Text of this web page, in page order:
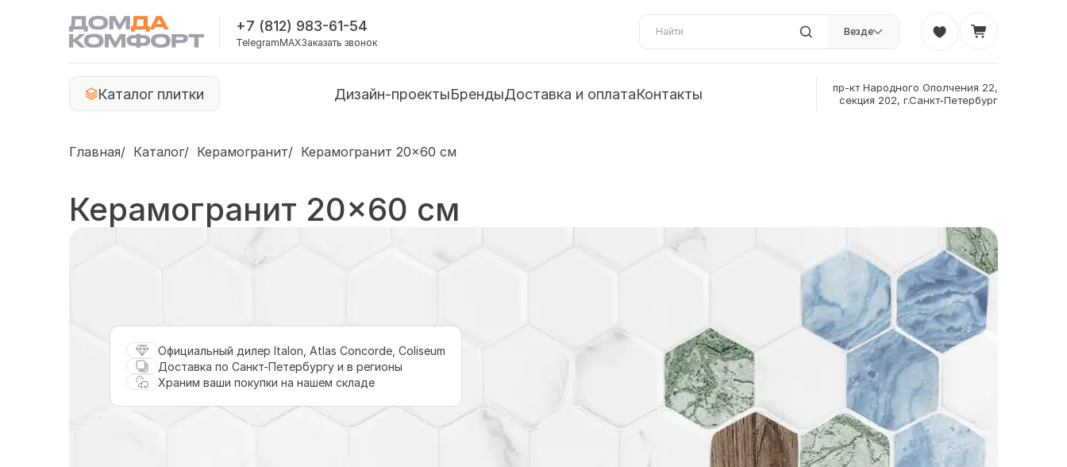
+7 (812) 983-61-54
TelegramMAXЗаказать звонок
Везде
Каталог плитки Дизайн-проектыБрендыДоставка и оплатаКонтакты
пр-кт Народного Ополчения 22,
секция 202, г.Санкт-Петербург
Главная Каталог Керамогранит Керамогранит 20×60 см
Керамогранит 20×60 см
Официальный дилер Italon, Atlas Concorde, Coliseum
Доставка по Санкт-Петербургу и в регионы
Храним ваши покупки на нашем складе